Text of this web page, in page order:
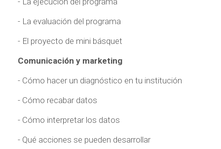
- La evaluación del programa
- El proyecto de mini básquet
Comunicación y marketing
- Cómo hacer un diagnóstico en tu institución
- Cómo recabar datos
- Cómo interpretar los datos
- Qué acciones se pueden desarrollar